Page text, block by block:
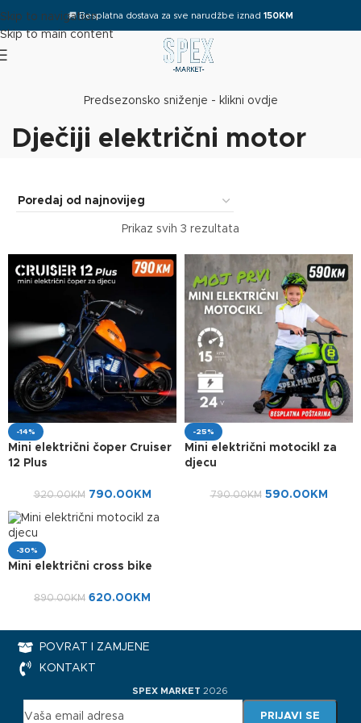
Skip to navigation
Skip to main content
🚚Besplatna dostava za sve narudžbe iznad 150KM
Predsezonsko sniženje - klikni ovdje
Dječiji električni motor
Prikaz svih 3 rezultata
-14%
Mini električni čoper Cruiser
12 Plus
920.00KM 790.00 KM
-25%
Mini električni motocikl za
djecu
790.00KM 590.00 KM
-30%
Mini električni cross bike
890.00KM 620.00 KM
POVRAT I ZAMJENE
KONTAKT
SPEX MARKET 2026